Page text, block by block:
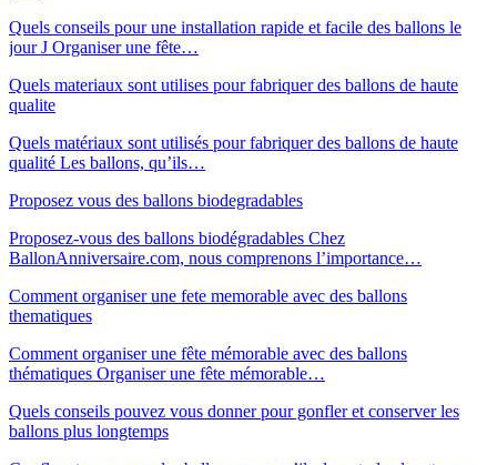
Quels conseils pour une installation rapide et facile des ballons le
jour J Organiser une fête…
Quels materiaux sont utilises pour fabriquer des ballons de haute
qualite
Quels matériaux sont utilisés pour fabriquer des ballons de haute
qualité Les ballons, qu’ils…
Proposez vous des ballons biodegradables
Proposez-vous des ballons biodégradables Chez
BallonAnniversaire.com, nous comprenons l’importance…
Comment organiser une fete memorable avec des ballons
thematiques
Comment organiser une fête mémorable avec des ballons
thématiques Organiser une fête mémorable…
Quels conseils pouvez vous donner pour gonfler et conserver les
ballons plus longtemps